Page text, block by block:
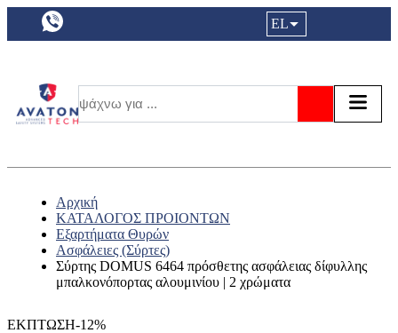
a11y.languageSelection:
EL
Αρχική
ΚΑΤΑΛΟΓΟΣ ΠΡΟΙΟΝΤΩΝ
Εξαρτήματα Θυρών
Ασφάλειες (Σύρτες)
Σύρτης DOMUS 6464 πρόσθετης ασφάλειας δίφυλλης
μπαλκονόπορτας αλουμινίου | 2 χρώματα
ΕΚΠΤΩΣΗ-12%